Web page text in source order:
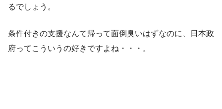
るでしょう。
条件付きの支援なんて帰って面倒臭いはずなのに、日本政
府ってこういうの好きですよね・・・。